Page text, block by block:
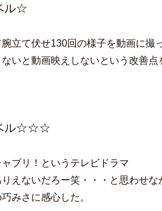
ル☆
立て伏せ130回の様子を動画に撮
いと動画映えしないという改善点
ル☆☆☆
ブリ！というテレビドラマ
えないだろー笑・・・と思わせ
みさに感心した。